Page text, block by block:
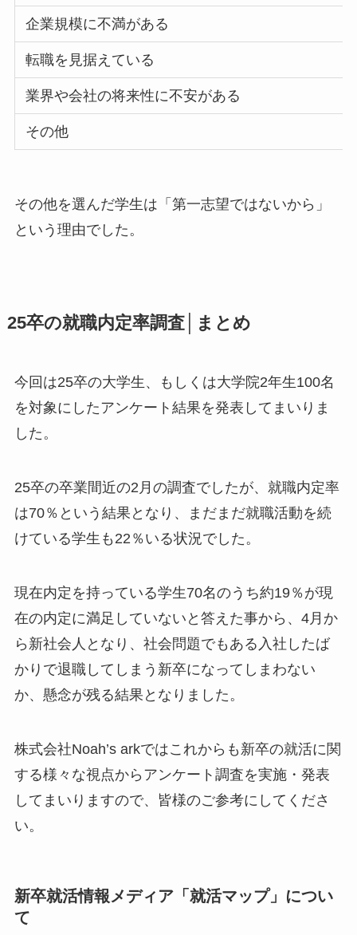
企業規模に不満がある
転職を見据えている
業界や会社の将来性に不安がある
その他
その他を選んだ学生は「第一志望ではないから」
という理由でした。
25卒の就職内定率調査│まとめ
今回は25卒の大学生、もしくは大学院2年生100名
を対象にしたアンケート結果を発表してまいりま
した。
25卒の卒業間近の2月の調査でしたが、就職内定率
は70％という結果となり、まだまだ就職活動を続
けている学生も22％いる状況でした。
現在内定を持っている学生70名のうち約19％が現
在の内定に満足していないと答えた事から、4月か
ら新社会人となり、社会問題でもある入社したば
かりで退職してしまう新卒になってしまわない
か、懸念が残る結果となりました。
株式会社Noah’s arkではこれからも新卒の就活に関
する様々な視点からアンケート調査を実施・発表
してまいりますので、皆様のご参考にしてくださ
い。
新卒就活情報メディア「就活マップ」につい
て